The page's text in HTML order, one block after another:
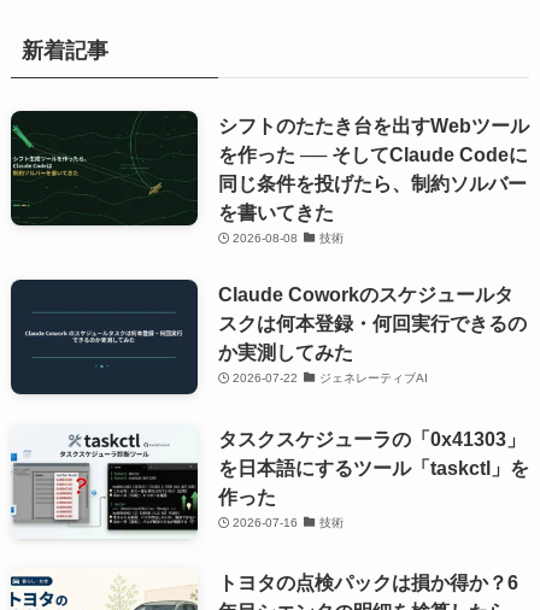
新着記事
シフトのたたき台を出すWebツール
を作った ── そしてClaude Codeに
同じ条件を投げたら、制約ソルバー
を書いてきた
2026-08-08 技術
Claude Coworkのスケジュールタ
スクは何本登録・何回実行できるの
か実測してみた
2026-07-22 ジェネレーティブAI
タスクスケジューラの「0x41303」
を日本語にするツール「taskctl」を
作った
2026-07-16 技術
トヨタの点検パックは損か得か？6